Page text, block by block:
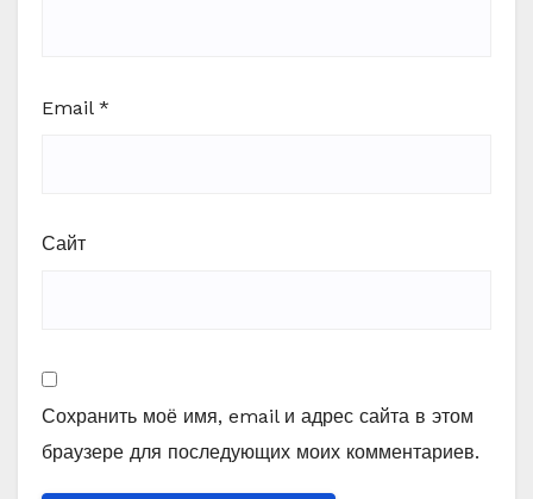
Email *
Сайт
Сохранить моё имя, email и адрес сайта в этом
браузере для последующих моих комментариев.